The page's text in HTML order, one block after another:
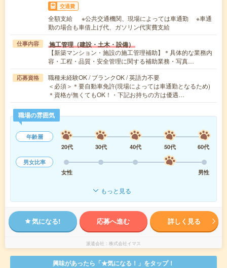
交通費
全額支給 ※公共交通機関、現場によっては車通勤 ※車通
勤の場合も車借上げ代、ガソリン代実費支給
仕事内容 施工管理（建設・土木・設備）
【新築マンション・施設の施工管理補助】＊具体的な業務内
容・工程・品質・安全管理に関する補助業務・写真…
応募資格
職種未経験OK / ブランクOK / 英語力不要
＜必須＞＊要自動車免許(現場によっては車通勤となるため)
＊資格が無くてもOK！・下記お持ちの方は優遇…
職場の雰囲気
年齢層
20代
30代 40代 50代
60代
男女比率
女性
男性
もっと見る
気になる! 応募へ進む 詳しく見る
派遣会社 株式会社イマス
興味があったら「★気になる！」をタップ！